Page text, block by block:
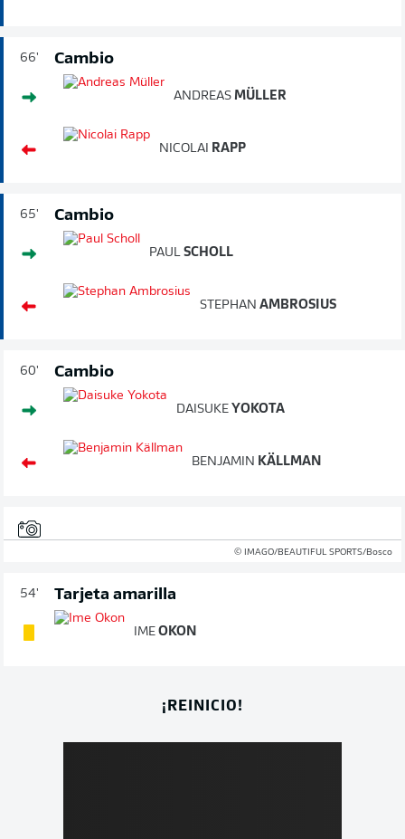
66' Cambio
ANDREAS MÜLLER
NICOLAI RAPP
65' Cambio
PAUL SCHOLL
STEPHAN AMBROSIUS
60' Cambio
DAISUKE YOKOTA
BENJAMIN KÄLLMAN
© IMAGO/BEAUTIFUL SPORTS/Bosco
54' Tarjeta amarilla
IME OKON
¡REINICIO!